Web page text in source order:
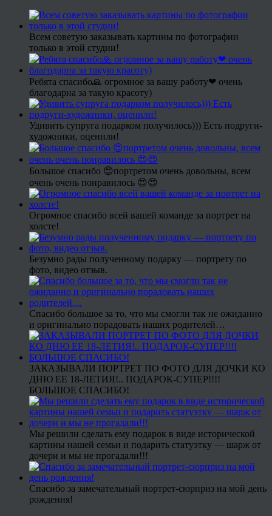
Всем советую заказывать картины по фотографии
только в этой студии!
Ребята спасибо🙏 огромное за вашу работу❤ очень
благодарна за такую красоту)
Удивить супруга подарком получилось))) Есть подруги-
художники, оценили!
Большое спасибо 😍портретом очень довольны, всем
очень очень понравилось 😍😍
Огромное спасибо всей вашей команде за портрет на
холсте!
Безумно рады полученному подарку — портрету по
фото, видео отзыв.
Спасибо большое за то, что мы смогли так не ожиданно
и оригинально порадовать наших родителей…
ЗАКАЗЫВАЛИ ПОРТРЕТ ПО ФОТО ДЛЯ ДОЧКИ КО
ДНЮ ЕЕ 18-ЛЕТИЯ!.. ПОДАРОК-СУПЕР!!!!
БОЛЬШОЕ СПАСИБО!
Мы решили сделать ему подарок в виде исторической
картины нашей семьи и подарить статуэтку — шарж от
дочери и мы не прогадали!!!
Спасибо за замечательный портрет-сюрприз на мой день
рождения!